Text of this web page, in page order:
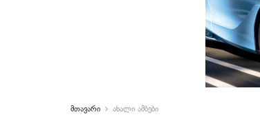
მთავარი ახალი ამბები